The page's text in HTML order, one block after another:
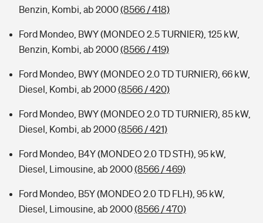
Benzin, Kombi, ab 2000(8566 / 418)
Ford Mondeo, BWY (MONDEO 2.5 TURNIER), 125 kW,
Benzin, Kombi, ab 2000(8566 / 419)
Ford Mondeo, BWY (MONDEO 2.0 TD TURNIER), 66 kW,
Diesel, Kombi, ab 2000(8566 / 420)
Ford Mondeo, BWY (MONDEO 2.0 TD TURNIER), 85 kW,
Diesel, Kombi, ab 2000(8566 / 421)
Ford Mondeo, B4Y (MONDEO 2.0 TD STH), 95 kW,
Diesel, Limousine, ab 2000(8566 / 469)
Ford Mondeo, B5Y (MONDEO 2.0 TD FLH), 95 kW,
Diesel, Limousine, ab 2000(8566 / 470)